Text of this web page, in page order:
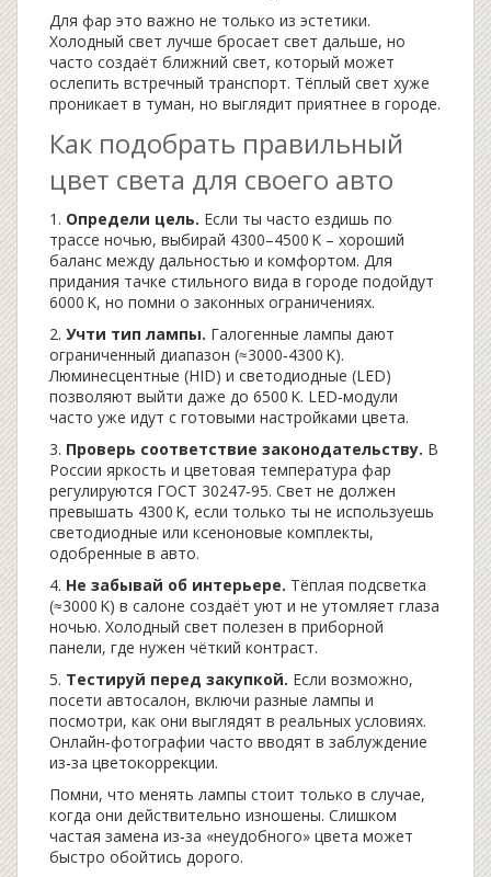
Для фар это важно не только из эстетики.
Холодный свет лучше бросает свет дальше, но
часто создаёт ближний свет, который может
ослепить встречный транспорт. Тёплый свет хуже
проникает в туман, но выглядит приятнее в городе.
Как подобрать правильный
цвет света для своего авто
1. Определи цель. Если ты часто ездишь по
трассе ночью, выбирай 4300–4500 K – хороший
баланс между дальностью и комфортом. Для
придания тачке стильного вида в городе подойдут
6000 K, но помни о законных ограничениях.
2. Учти тип лампы. Галогенные лампы дают
ограниченный диапазон (≈3000‑4300 K).
Люминесцентные (HID) и светодиодные (LED)
позволяют выйти даже до 6500 K. LED‑модули
часто уже идут с готовыми настройками цвета.
3. Проверь соответствие законодательству. В
России яркость и цветовая температура фар
регулируются ГОСТ 30247‑95. Свет не должен
превышать 4300 K, если только ты не используешь
светодиодные или ксеноновые комплекты,
одобренные в авто.
4. Не забывай об интерьере. Тёплая подсветка
(≈3000 K) в салоне создаёт уют и не утомляет глаза
ночью. Холодный свет полезен в приборной
панели, где нужен чёткий контраст.
5. Тестируй перед закупкой. Если возможно,
посети автосалон, включи разные лампы и
посмотри, как они выглядят в реальных условиях.
Онлайн‑фотографии часто вводят в заблуждение
из‑за цветокоррекции.
Помни, что менять лампы стоит только в случае,
когда они действительно изношены. Слишком
частая замена из‑за «неудобного» цвета может
быстро обойтись дорого.